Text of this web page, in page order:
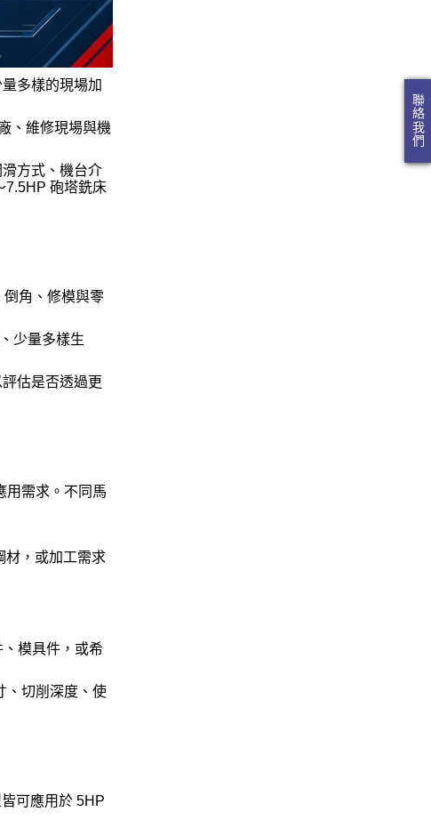
聯絡我們
多樣的現場加
、維修現場與機
方式、機台介
7.5HP 砲塔銑床
倒角、修模與零
少量多樣生
估是否透過更
用需求。不同馬
材，或加工需求
模具件，或希
、切削深度、使
可應用於 5HP